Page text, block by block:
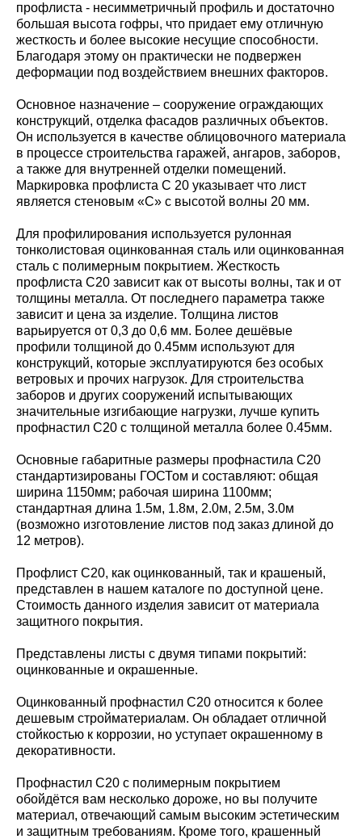
профлиста - несимметричный профиль и достаточно
большая высота гофры, что придает ему отличную
жесткость и более высокие несущие способности.
Благодаря этому он практически не подвержен
деформации под воздействием внешних факторов.
Основное назначение – сооружение ограждающих
конструкций, отделка фасадов различных объектов.
Он используется в качестве облицовочного материала
в процессе строительства гаражей, ангаров, заборов,
а также для внутренней отделки помещений.
Маркировка профлиста С 20 указывает что лист
является стеновым «С» с высотой волны 20 мм.
Для профилирования используется рулонная
тонколистовая оцинкованная сталь или оцинкованная
сталь с полимерным покрытием. Жесткость
профлиста С20 зависит как от высоты волны, так и от
толщины металла. От последнего параметра также
зависит и цена за изделие. Толщина листов
варьируется от 0,3 до 0,6 мм. Более дешёвые
профили толщиной до 0.45мм используют для
конструкций, которые эксплуатируются без особых
ветровых и прочих нагрузок. Для строительства
заборов и других сооружений испытывающих
значительные изгибающие нагрузки, лучше купить
профнастил С20 с толщиной металла более 0.45мм.
Основные габаритные размеры профнастила С20
стандартизированы ГОСТом и составляют: общая
ширина 1150мм; рабочая ширина 1100мм;
стандартная длина 1.5м, 1.8м, 2.0м, 2.5м, 3.0м
(возможно изготовление листов под заказ длиной до
12 метров).
Профлист С20, как оцинкованный, так и крашеный,
представлен в нашем каталоге по доступной цене.
Стоимость данного изделия зависит от материала
защитного покрытия.
Представлены листы с двумя типами покрытий:
оцинкованные и окрашенные.
Оцинкованный профнастил С20 относится к более
дешевым стройматериалам. Он обладает отличной
стойкостью к коррозии, но уступает окрашенному в
декоративности.
Профнастил С20 с полимерным покрытием
обойдётся вам несколько дороже, но вы получите
материал, отвечающий самым высоким эстетическим
и защитным требованиям. Кроме того, крашенный